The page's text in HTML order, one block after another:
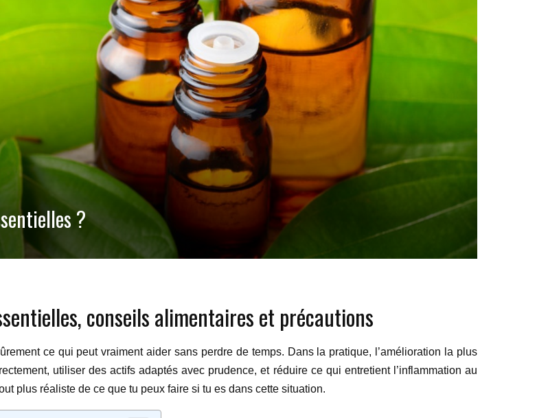
?
conseils alimentaires et précautions
ce qui peut vraiment aider sans perdre de temps. Dans la pratique, l’amélioration la plus
utiliser des actifs adaptés avec prudence, et réduire ce qui entretient l’inflammation au
plus réaliste de ce que tu peux faire si tu es dans cette situation.